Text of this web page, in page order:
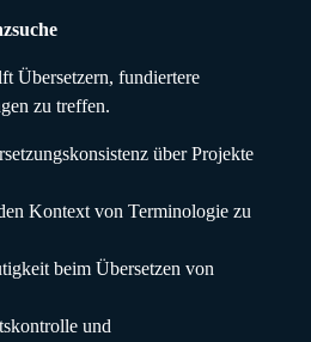
Übersetzern, fundiertere
zu treffen.
über Projekte
Kontext von Terminologie zu
beim Übersetzen von
und